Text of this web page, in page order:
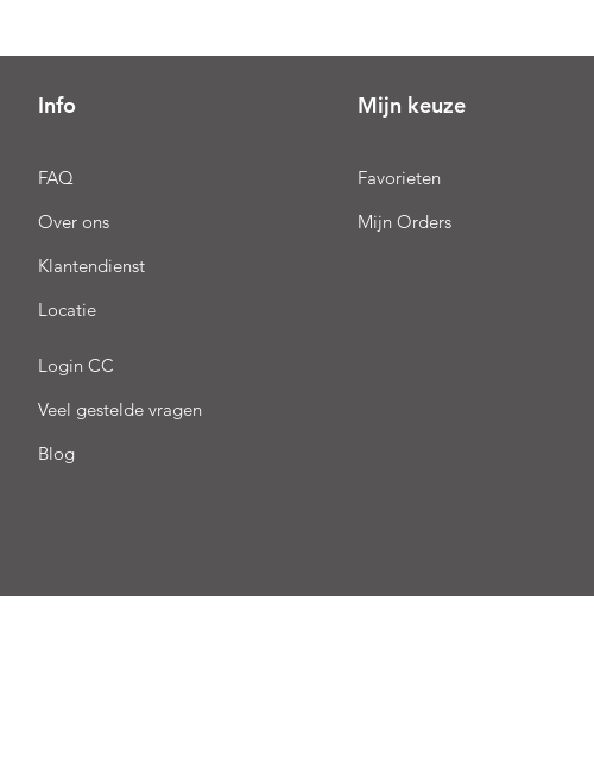
Info
FAQ
Over ons
Klantendienst
Locatie
Login CC
Veel gestelde vragen
Blog
Mijn keuze
Favorieten
Mijn Orders